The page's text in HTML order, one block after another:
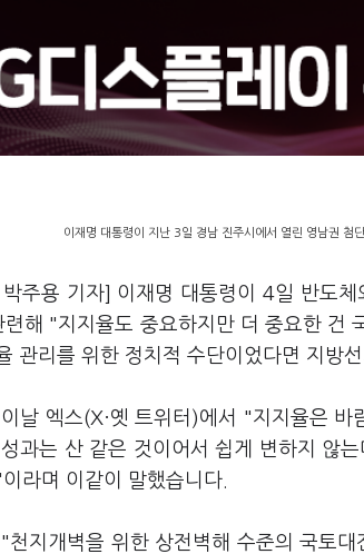
이재명 대통령이 지난 3일 경남 진주시에서 열린 영남권 첨
박주용 기자] 이재명 대통령이 4일 반도
해 "지지율도 중요하지만 더 중요한 건
관리를 위한 정치적 수단이었다면 지방
날 엑스(X·옛 트위터)에서 "지지율은
과는 산 같은 것이어서 쉽게 변하지 않
라며 이같이 말했습니다.
천지개벽을 위한 상전벽해 수준의 국토